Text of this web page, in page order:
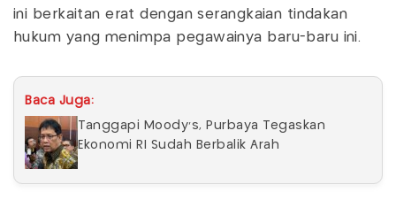
ini berkaitan erat dengan serangkaian tindakan
hukum yang menimpa pegawainya baru-baru ini.
Baca Juga:
Tanggapi Moody’s, Purbaya Tegaskan
Ekonomi RI Sudah Berbalik Arah